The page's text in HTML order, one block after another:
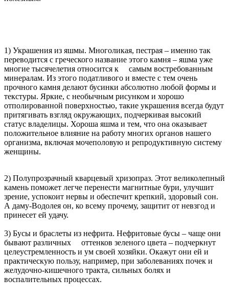
1) Украшения из яшмы. Многоликая, пестрая – именно так
переводится с греческого название этого камня – яшма уже
многие тысячелетия относится к самым востребованным
минералам. Из этого податливого и вместе с тем очень
прочного камня делают бусинки абсолютно любой формы и
текстуры. Яркие, с необычным рисунком и хорошо
отполированной поверхностью, такие украшения всегда будут
притягивать взгляд окружающих, подчеркивая высокий
статус владелицы. Хороша яшма и тем, что она оказывает
положительное влияние на работу многих органов нашего
организма, включая мочеполовую и репродуктивную систему
женщины.
2) Полупрозрачный кварцевый хризопраз. Этот великолепный
камень поможет легче перенести магнитные бури, улучшит
зрение, успокоит нервы и обеспечит крепкий, здоровый сон.
А даму-Водолея он, ко всему прочему, защитит от невзгод и
принесет ей удачу.
3) Бусы и браслеты из нефрита. Нефритовые бусы – чаще они
бывают различных оттенков зеленого цвета – подчеркнут
целеустремленность и ум своей хозяйки. Окажут они ей и
практическую пользу, например, при заболеваниях почек и
желудочно-кишечного тракта, сильных болях и
воспалительных процессах.